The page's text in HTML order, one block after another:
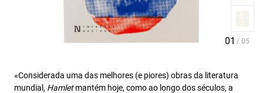
«Considerada uma das melhores (e piores) obras da literatura
mundial, Hamletmantém hoje, como ao longo dos séculos, a